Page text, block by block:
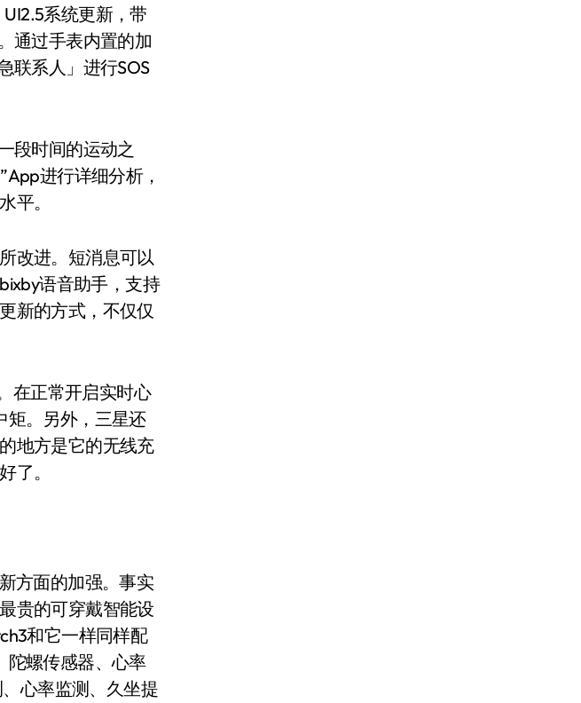
系统更新，带
通过手表内置的加
联系人」进行SOS
段时间的运动之
进行详细分析，
平。
改进。短消息可以
语音助手，支持
新的方式，不仅仅
在正常开启实时心
矩。另外，三星还
地方是它的无线充
了。
方面的加强。事实
贵的可穿戴智能设
和它一样同样配
陀螺传感器、心率
心率监测、久坐提